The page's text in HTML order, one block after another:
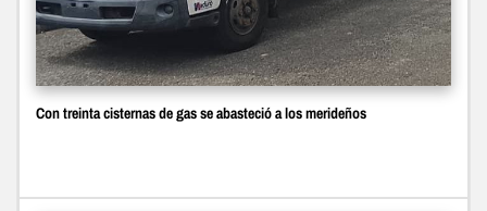
Con treinta cisternas de gas se abasteció a los merideños